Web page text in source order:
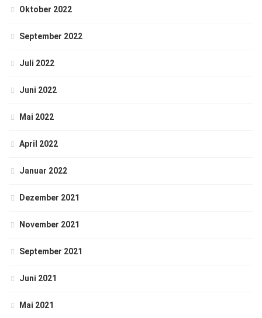
Oktober 2022
September 2022
Juli 2022
Juni 2022
Mai 2022
April 2022
Januar 2022
Dezember 2021
November 2021
September 2021
Juni 2021
Mai 2021